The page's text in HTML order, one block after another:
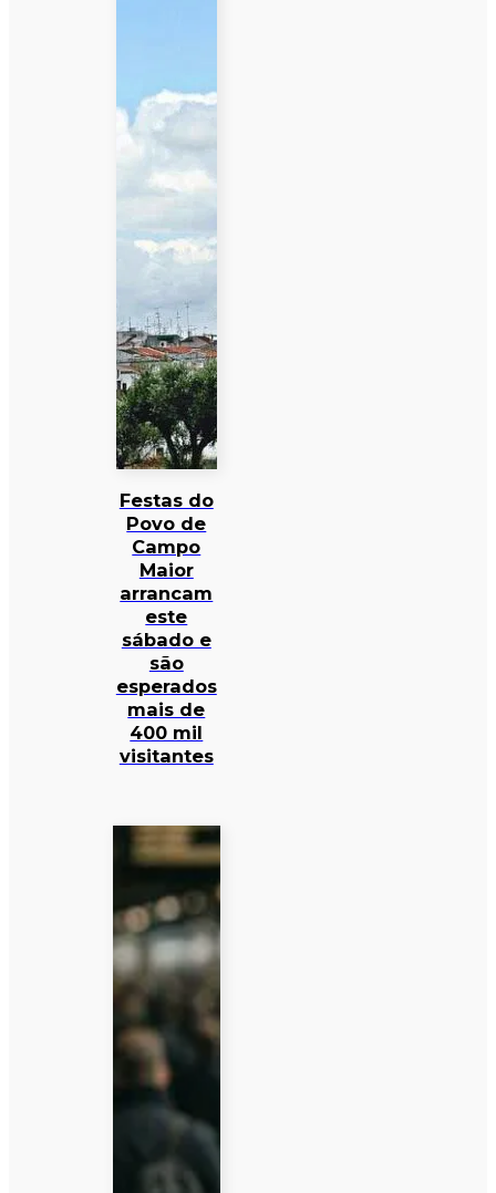
Festas do
Povo de
Campo
Maior
arrancam
este
sábado e
são
esperados
mais de
400 mil
visitantes